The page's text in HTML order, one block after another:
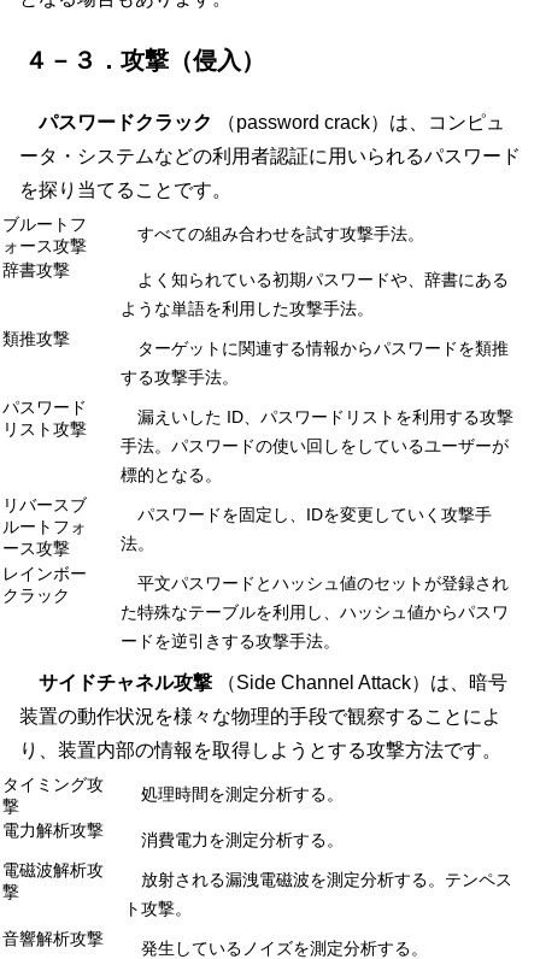
４－３．攻撃（侵入）
パスワードクラック
（password crack）は、コンピュ
ータ・システムなどの利用者認証に用いられるパスワード
を探り当てることです。
ブルートフ
ォース攻撃
すべての組み合わせを試す攻撃手法。
辞書攻撃
よく知られている初期パスワードや、辞書にある
ような単語を利用した攻撃手法。
類推攻撃
ターゲットに関連する情報からパスワードを類推
する攻撃手法。
パスワード
リスト攻撃
漏えいした ID、パスワードリストを利用する攻撃
手法。パスワードの使い回しをしているユーザーが
標的となる。
リバースブ
ルートフォ
ース攻撃
パスワードを固定し、IDを変更していく攻撃手
法。
レインボー
クラック
平文パスワードとハッシュ値のセットが登録され
た特殊なテーブルを利用し、ハッシュ値からパスワ
ードを逆引きする攻撃手法。
サイドチャネル攻撃
（Side Channel Attack）は、暗号
装置の動作状況を様々な物理的手段で観察することによ
り、装置内部の情報を取得しようとする攻撃方法です。
タイミング攻
撃
処理時間を測定分析する。
電力解析攻撃
消費電力を測定分析する。
電磁波解析攻
撃
放射される漏洩電磁波を測定分析する。テンペス
ト攻撃。
音響解析攻撃
発生しているノイズを測定分析する。